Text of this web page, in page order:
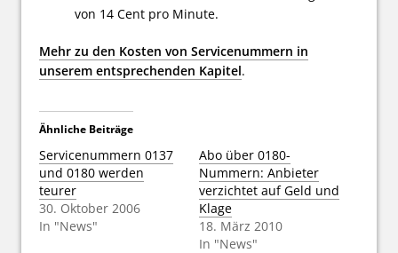
von 14 Cent pro Minute.
Mehr zu den Kosten von Servicenummern in
unserem entsprechenden Kapitel.
Ähnliche Beiträge
Servicenummern 0137
und 0180 werden
teurer
30. Oktober 2006
In "News"
Abo über 0180-
Nummern: Anbieter
verzichtet auf Geld und
Klage
18. März 2010
In "News"